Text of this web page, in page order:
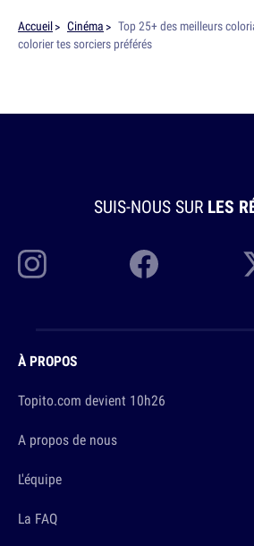
Accueil Cinéma
Top 25+ des meilleurs
colorier tes sorciers préférés
SUIS-NOUS SUR LES
À PROPOS
Topito.com devient 10h26
A propos de nous
L'équipe
La FAQ